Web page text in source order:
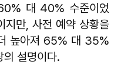
대 40% 수준이었
지만, 사전 예약 상황을
높아져 65% 대 35%
의 설명이다.